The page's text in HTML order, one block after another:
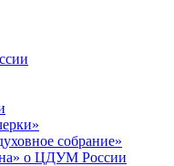
собрание»
о ЦДУМ России